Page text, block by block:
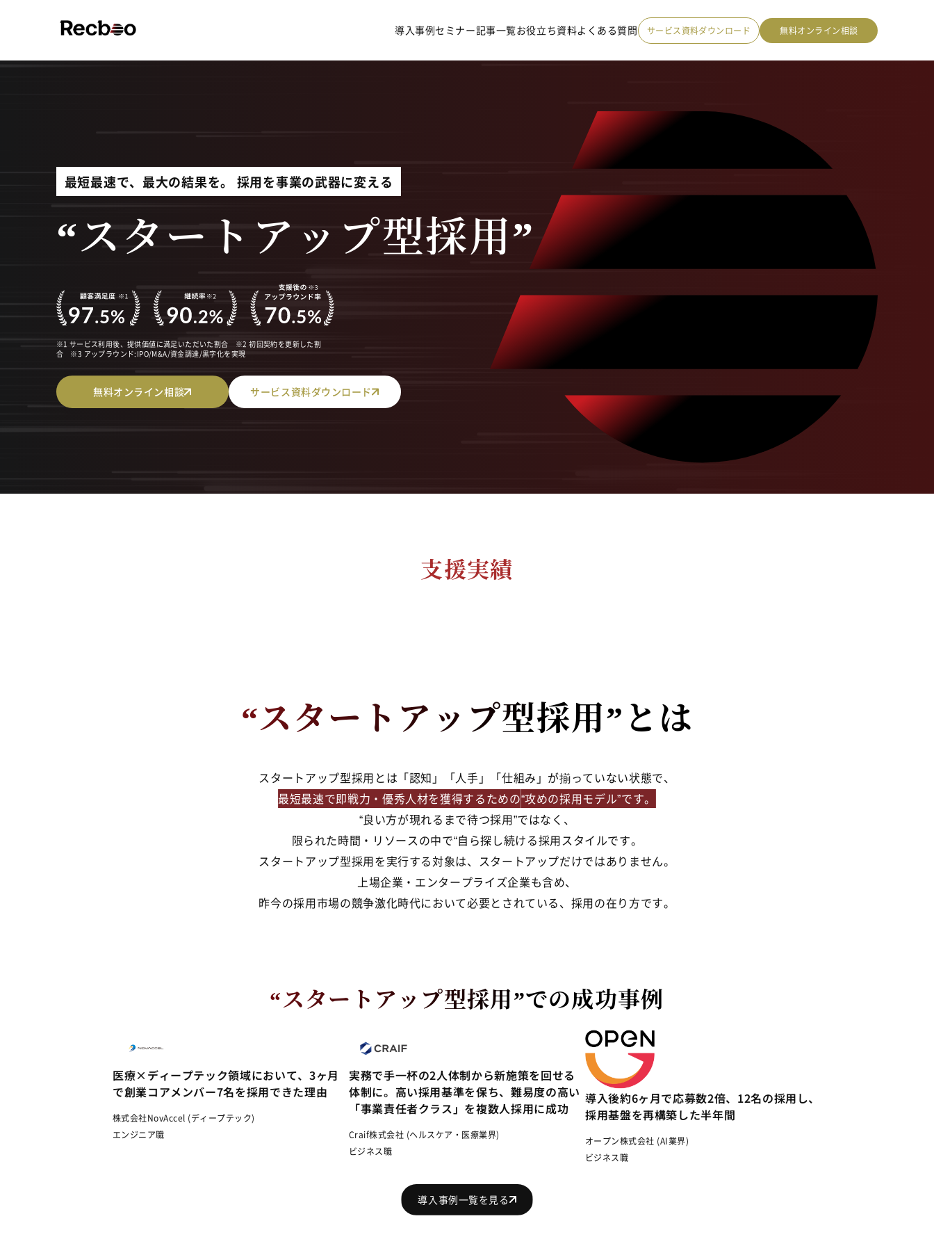
導入事例セミナー記事一覧お役立ち資料よくある質問 サービス資料ダウンロード 無料オンライン相談
お役立ち資料
よくある質問
最短最速で、最大の結果を。 採用を事業の武器に変える
“スタートアップ型採用”
※1 サービス利用後、提供価値に満足いただいた割合 ※2 初回契約を更新した割
合 ※3 アップラウンド:IPO/M&A/資金調達/黒字化を実現
無料オンライン相談 サービス資料ダウンロード
支援実績
“スタートアップ型採用”とは
スタートアップ型採用とは 「認知」「人手」「仕組み」が揃っていない状態で、
最短最速で即戦力・優秀人材を獲得するための
最短最速で即戦力・優秀人材を獲得するための“攻めの採用モデル”です。
“攻めの採用モデル”です。
“良い方が現れるまで待つ採用”ではなく、
限られた時間・リソースの中で“自ら探し続ける採用スタイルです。
スタートアップ型採用を実行する対象は、 スタートアップだけではありません。
上場企業・エンタープライズ企業も含め、
昨今の採用市場の競争激化時代において必要とされている、 採用の在り方です。
“スタートアップ型採用”での成功事例
医療×ディープテック領域において、3ヶ月
で創業コアメンバー7名を採用できた理由
株式会社NovAccel (ディープテック)
エンジニア職
実務で手一杯の2人体制から新施策を回せる
体制に。高い採用基準を保ち、難易度の高い
「事業責任者クラス」を複数人採用に成功
Craif株式会社 (ヘルスケア・医療業界)
ビジネス職
導入後約6ヶ月で応募数2倍、12名の採用し、
採用基盤を再構築した半年間
オープン株式会社 (AI業界)
ビジネス職
導入事例一覧を見る